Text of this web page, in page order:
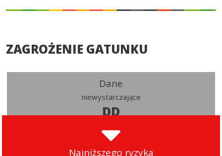
ZAGROŻENIE GATUNKU
Dane
niewystarczające
DD
Najniższego ryzyka